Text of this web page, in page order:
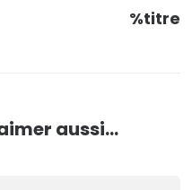
%titre
aussi...